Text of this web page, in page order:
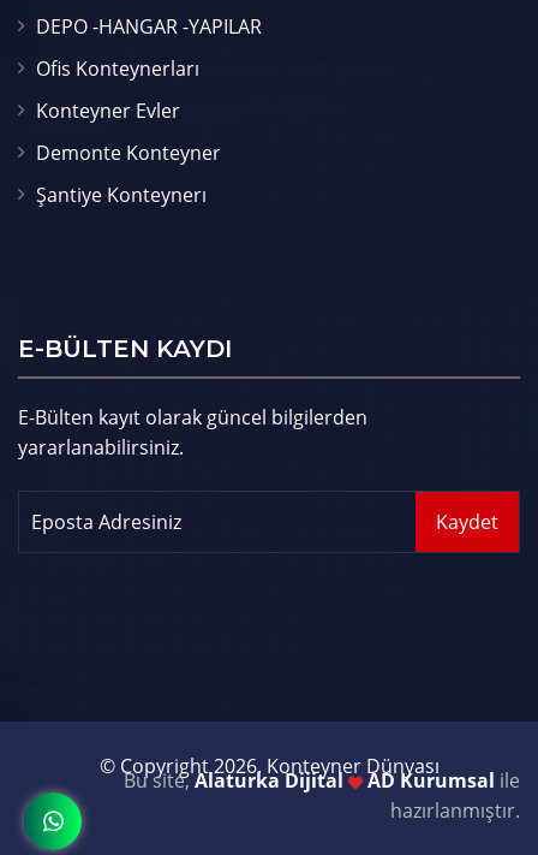
DEPO -HANGAR -YAPILAR
Ofis Konteynerları
Konteyner Evler
Demonte Konteyner
Şantiye Konteynerı
E-BÜLTEN KAYDI
E-Bülten kayıt olarak güncel bilgilerden
yararlanabilirsiniz.
© Copyright 2026. Konteyner Dünyası
Bu site,Alaturka Dijital AD Kurumsal ile
hazırlanmıştır.